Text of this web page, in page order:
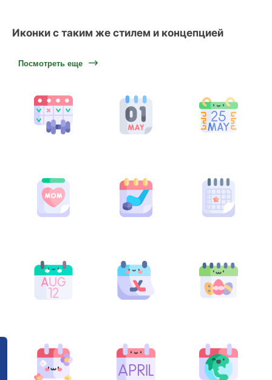
Иконки с таким же стилем и концепцией
Посмотреть еще